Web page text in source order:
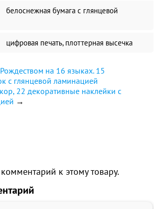
белоснежная бумага c глянцевой
цифровая печать, плоттерная высечка
на 16 языках. 15
с глянцевой ламинацией
22 декоративные наклейки с
→
к этому товару.